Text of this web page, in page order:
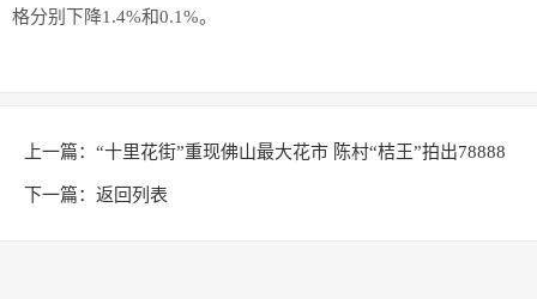
格分别下降1.4%和0.1%。
上一篇： “十里花街”重现佛山最大花市 陈村“桔王”拍出78888
元！
下一篇： 返回列表